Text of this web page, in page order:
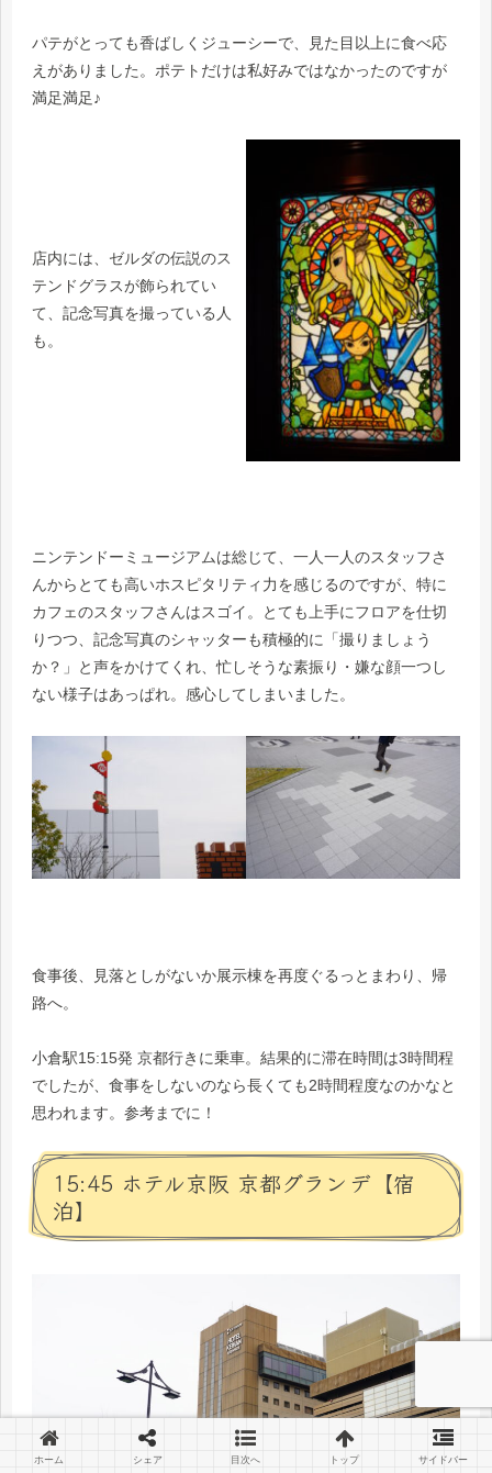
パテがとっても香ばしくジューシーで、見た目以上に食べ応
えがありました。ポテトだけは私好みではなかったのですが
満足満足♪
店内には、ゼルダの伝説のス
テンドグラスが飾られてい
て、記念写真を撮っている人
も。
ニンテンドーミュージアムは総じて、一人一人のスタッフさ
んからとても高いホスピタリティ力を感じるのですが、特に
カフェのスタッフさんはスゴイ。とても上手にフロアを仕切
りつつ、記念写真のシャッターも積極的に「撮りましょう
か？」と声をかけてくれ、忙しそうな素振り・嫌な顔一つし
ない様子はあっぱれ。感心してしまいました。
食事後、見落としがないか展示棟を再度ぐるっとまわり、帰
路へ。
小倉駅15:15発 京都行きに乗車。結果的に滞在時間は3時間程
でしたが、食事をしないのなら長くても2時間程度なのかなと
思われます。参考までに！
15:45 ホテル京阪 京都グランデ【宿
泊】
ホーム シェア 目次へ トップ サイドバー